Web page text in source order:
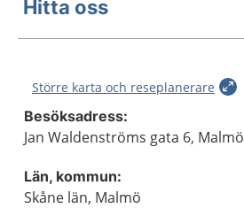
Hitta oss
Större karta och reseplanerare
Besöksadress:
Jan Waldenströms gata 6, Malmö
Län, kommun:
Skåne län, Malmö